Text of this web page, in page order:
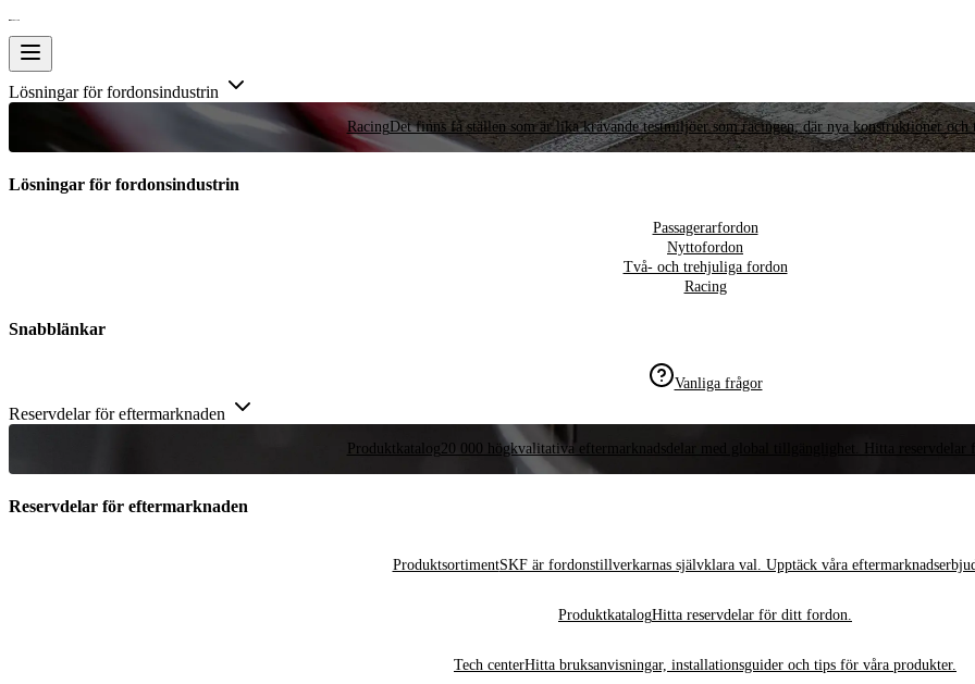
Lösningar för fordonsindustrin
RacingDet finns få ställen som är lika krävande testmiljöer som racingen, där nya konstruktioner och
Lösningar för fordonsindustrin
Passagerarfordon
Nyttofordon
Två- och trehjuliga fordon
Racing
Snabblänkar
Vanliga frågor
Reservdelar för eftermarknaden
Produktkatalog20 000 högkvalitativa eftermarknadsdelar med global tillgänglighet. Hitta reservdelar
Reservdelar för eftermarknaden
ProduktsortimentSKF är fordonstillverkarnas självklara val. Upptäck våra
ProduktkatalogHitta reservdelar för ditt fordon.
Tech centerHitta bruksanvisningar, installationsguider och tips för våra produkter.